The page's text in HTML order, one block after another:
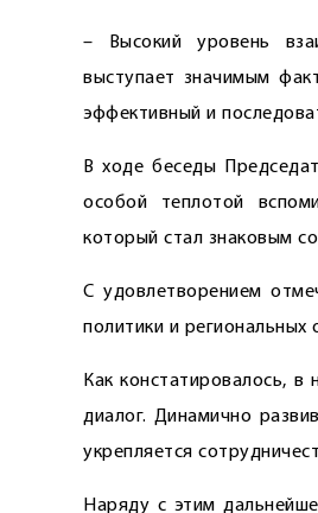
– Высокий уровень
выступает значимым
эффективный и
В ходе беседы
особой теплотой
который стал знаковым
С удовлетворением
политики и
Как констатировалось,
диалог. Динамично
укрепляется
Наряду с этим